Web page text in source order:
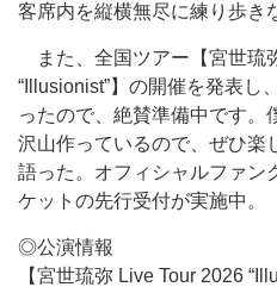
客席内を縦横無尽に練り歩き
また、全国ツアー【宮世琉
“Illusionist”】の開催を発表し
ったので、絶賛準備中です。
沢山作っているので、ぜひ楽
語った。オフィシャルファン
ケットの先行受付が実施中。
◎公演情報
【宮世琉弥 Live Tour 2026